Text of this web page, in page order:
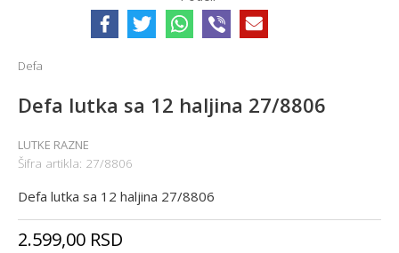
Defa
Defa lutka sa 12 haljina 27/8806
LUTKE RAZNE
Šifra artikla: 27/8806
Defa lutka sa 12 haljina 27/8806
2.599,00 RSD